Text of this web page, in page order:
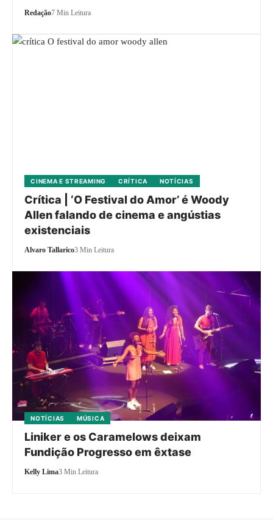
Redação7 Min Leitura
CINEMA E STREAMING CRÍTICA NOTÍCIAS
Crítica | ‘O Festival do Amor’ é Woody
Allen falando de cinema e angústias
existenciais
Alvaro Tallarico3 Min Leitura
NOTÍCIAS MÚSICA
Liniker e os Caramelows deixam
Fundição Progresso em êxtase
Kelly Lima3 Min Leitura